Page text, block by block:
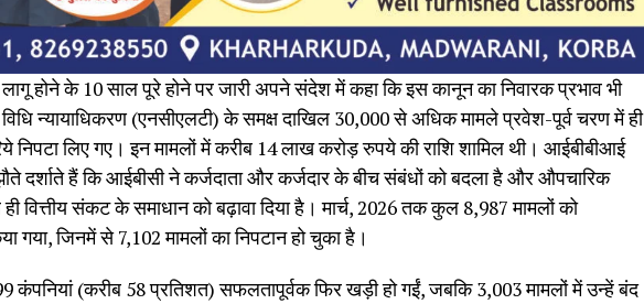
होने के 10 साल पूरे होने पर जारी अपने संदेश में कहा कि इस कानून का निवारक प्रभाव भी
विधि न्यायाधिकरण (एनसीएलटी) के समक्ष दाखिल 30,000 से अधिक मामले प्रवेश-पूर्व चरण में ही
निपटा लिए गए। इन मामलों में करीब 14 लाख करोड़ रुपये की राशि शामिल थी। आईबीबीआई
दर्शाते हैं कि आईबीसी ने कर्जदाता और कर्जदार के बीच संबंधों को बदला है और औपचारिक
वित्तीय संकट के समाधान को बढ़ावा दिया है। मार्च, 2026 तक कुल 8,987 मामलों को
गया, जिनमें से 7,102 मामलों का निपटान हो चुका है।
कंपनियां (करीब 58 प्रतिशत) सफलतापूर्वक फिर खड़ी हो गईं, जबकि 3,003 मामलों में उन्हें बंद